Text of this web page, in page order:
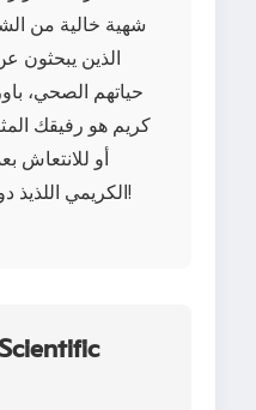
شهية خالية من
الذين يبحثون
حياتهم الصحي،
كريم هو رفيقك
أو للانتعاش
الكريمي اللذيذ دون المساومة على صحتك!